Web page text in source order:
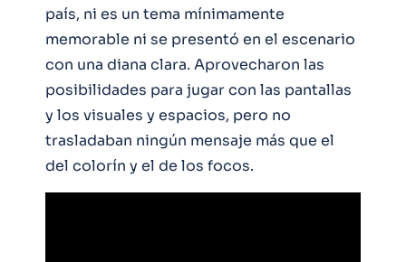
país, ni es un tema mínimamente
memorable ni se presentó en el escenario
con una diana clara. Aprovecharon las
posibilidades para jugar con las pantallas
y los visuales y espacios, pero no
trasladaban ningún mensaje más que el
del colorín y el de los focos.